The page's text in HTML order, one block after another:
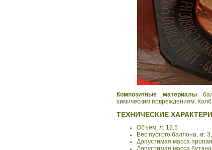
Композитные материалы
химическим повреждениям.
ТЕХНИЧЕСКИЕ
Объем, л: 12,5
Вес пустого баллона, кг:
Допустимая масса
Допустимая масса